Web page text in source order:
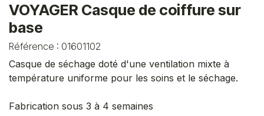
VOYAGER Casque de coiffure sur
base
Référence : 01601102
Casque de séchage doté d'une ventilation mixte à
température uniforme pour les soins et le séchage.
Fabrication sous 3 à 4 semaines